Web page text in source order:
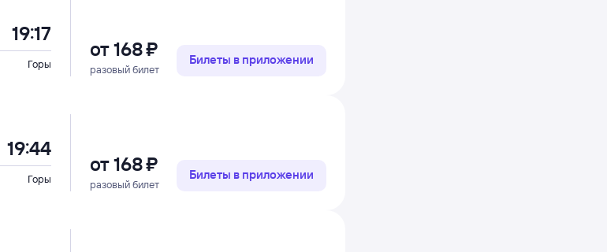
19:17
Горы
от168 ⁠₽
разовый билет
Билеты в приложении
19:44
Горы
от168 ⁠₽
разовый билет
Билеты в приложении